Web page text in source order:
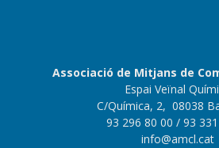
Associació de Mitjans de
Espai Veïnal
C/Química, 2, 08038
93 296 80 00 / 93
info@amcl.cat